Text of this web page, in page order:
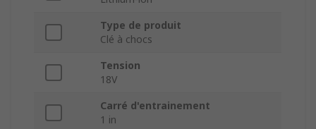
Type de produit
Clé à chocs
Tension
18V
Carré d'entrainement
1 in